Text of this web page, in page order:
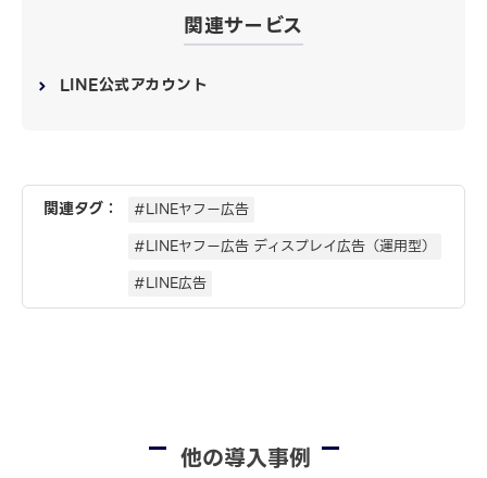
関連サービス
LINE公式アカウント
関連タグ：
#LINEヤフー広告
#LINEヤフー広告 ディスプレイ広告（運用型）
#LINE広告
他の導入事例